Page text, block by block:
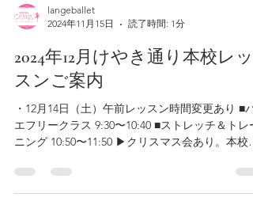
langeballet
2024年11月15日
読了時間: 1分
2024年12月けやき通り本校レッ
スンご案内
・12月14日（土）午前レッスン時間変更あり ■バ
エフリークラス 9:30〜10:40 ■ストレッチ＆トレー
ニング 10:50〜11:50 ▶クリスマス会あり。本校に
科・高等科通常レッスンはお休みとなります。...